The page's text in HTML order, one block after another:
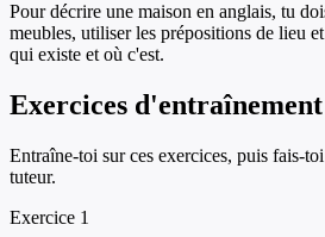
Pour décrire une maison en anglais, tu
meubles, utiliser les prépositions de lieu
qui existe et où c'est.
Exercices d'entraînement
Entraîne-toi sur ces exercices, puis fais-
tuteur.
Exercice 1